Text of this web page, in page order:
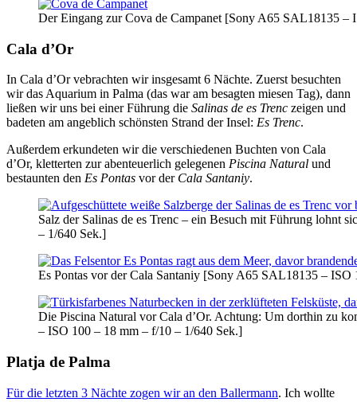
Der Eingang zur Cova de Campanet [Sony A65 SAL18135 –
Cala d’Or
In Cala d’Or vebrachten wir insgesamt 6 Nächte. Zuerst besuchten
wir das Aquarium in Palma (das war am besagten miesen Tag), dann
ließen wir uns bei einer Führung die Salinas de es Trenc zeigen und
badeten am angeblich schönsten Strand der Insel: Es Trenc.
Außerdem erkundeten wir die verschiedenen Buchten von Cala
d’Or, kletterten zur abenteuerlich gelegenen Piscina Natural und
bestaunten den Es Pontas vor der Cala Santaniy.
Salz der Salinas de es Trenc – ein Besuch mit Führung
– 1/640 Sek.]
Es Pontas vor der Cala Santaniy [Sony A65 SAL18135 – ISO
Die Piscina Natural vor Cala d’Or. Achtung: Um dorthin zu
– ISO 100 – 18 mm – f/10 – 1/640 Sek.]
Platja de Palma
Für die letzten 3 Nächte zogen wir an den Ballermann. Ich wollte